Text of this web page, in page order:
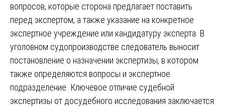
вопросов, которые сторона предлагает поставить
перед экспертом, а также указание на конкретное
экспертное учреждение или кандидатуру эксперта. В
уголовном судопроизводстве следователь выносит
постановление о назначении экспертизы, в котором
также определяются вопросы и экспертное
подразделение. Ключевое отличие судебной
экспертизы от досудебного исследования заключается